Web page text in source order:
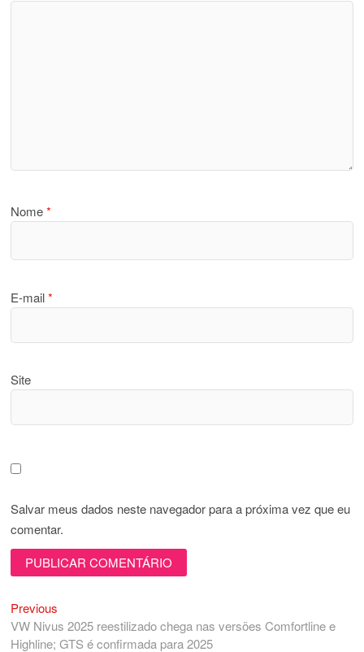
Nome*
E-mail*
Site
Salvar meus dados neste navegador para a próxima vez que eu
comentar.
Navegação
de
Previous
post:
VW Nivus 2025 reestilizado chega nas versões Comfortline e
Highline; GTS é confirmada para 2025